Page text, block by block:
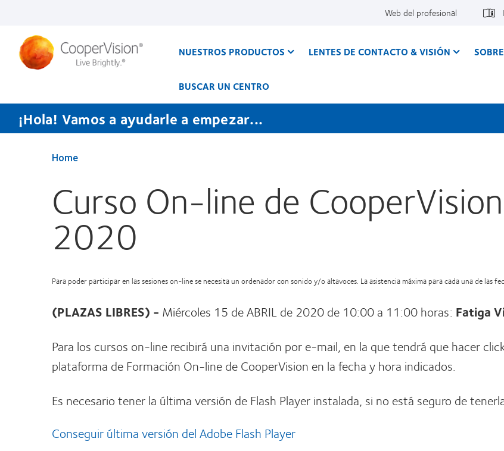
principal
Web del profesional
NUESTROS PRODUCTOS LENTES DE CONTACTO & VISIÓN
BUSCAR UN CENTRO
¡Hola! Vamos a ayudarle a empezar...
Home
Curso On-line de
2020
Para poder participar en las sesiones on-line se necesita un ordenador con sonido y/o altavoces. La asistencia máxima para cada una de las
(PLAZAS LIBRES) - Miércoles 15 de ABRIL de 2020 de 10:00 a 11:00 horas: Fatiga
Para los cursos on-line recibirá una invitación por e-mail, en la que tendrá que hacer
plataforma de Formación On-line de CooperVision en la fecha y hora indicados.
Es necesario tener la última versión de Flash Player instalada, si no está seguro de
Conseguir última versión del Adobe Flash Player